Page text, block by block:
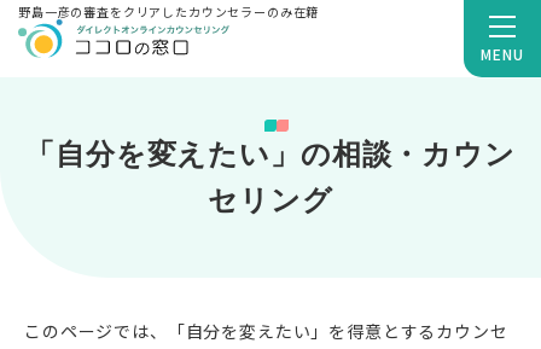
MENU
野島一彦の審査をクリアしたカウンセラーのみ在籍
「自分を変えたい」の相談・カウン
セリング
このページでは、「自分を変えたい」を得意とするカウンセ